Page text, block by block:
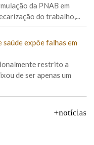
da PNAB em
do trabalho,...
expõe falhas em
restrito a
de ser apenas um
+notícias